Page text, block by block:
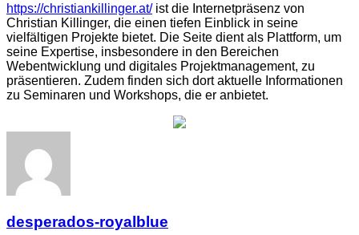
https://christiankillinger.at/ist die Internetpräsenz von
Christian Killinger, die einen tiefen Einblick in seine
vielfältigen Projekte bietet. Die Seite dient als Plattform, um
seine Expertise, insbesondere in den Bereichen
Webentwicklung und digitales Projektmanagement, zu
präsentieren. Zudem finden sich dort aktuelle Informationen
zu Seminaren und Workshops, die er anbietet.
desperados-royalblue